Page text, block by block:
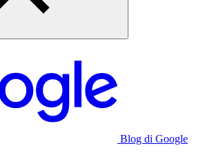
Blog di Google